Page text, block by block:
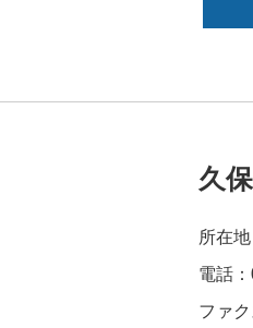
久
所在
電話
ファ